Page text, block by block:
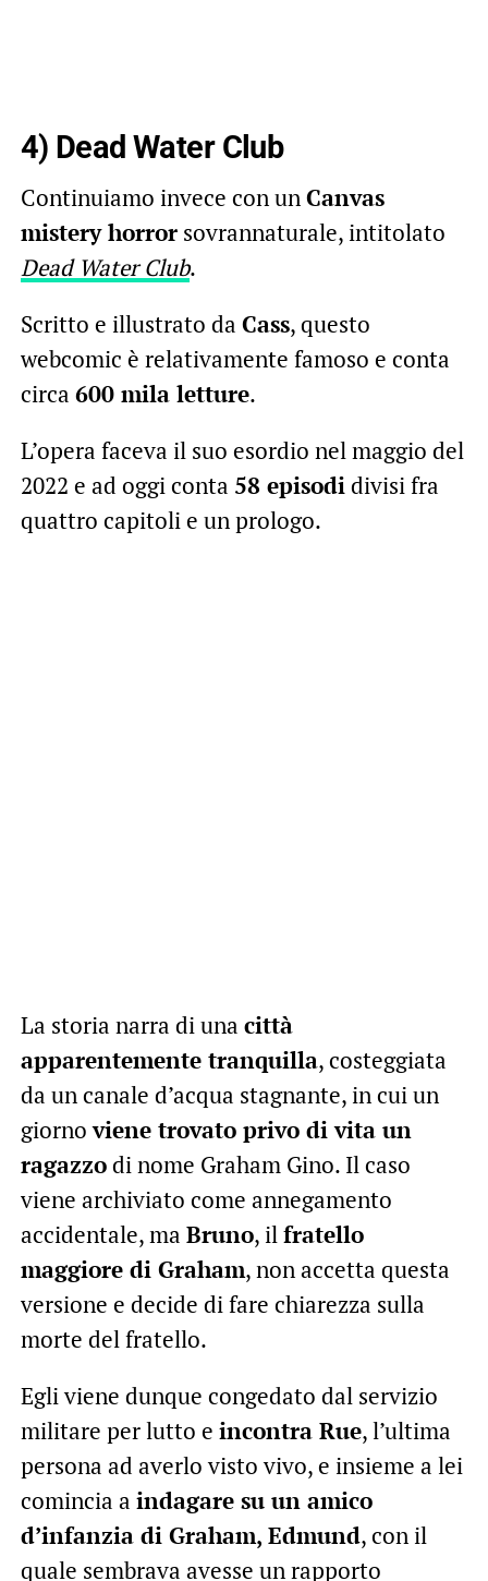
4) Dead Water Club
Continuiamo invece con unCanvas
mistery horrorsovrannaturale, intitolato
Dead Water Club.
Scritto e illustrato da Cass, questo
webcomic è relativamente famoso e conta
circa 600 mila letture.
L’opera faceva il suo esordio nel maggio del
2022 e ad oggi conta 58 episodidivisi fra
quattro capitoli e un prologo.
La storia narra di una città
apparentemente tranquilla, costeggiata
da un canale d’acqua stagnante, in cui un
giornoviene trovato privo di vita un
ragazzodi nome Graham Gino. Il caso
viene archiviato come annegamento
accidentale, ma Bruno, il fratello
maggiore di Graham, non accetta questa
versione e decide di fare chiarezza sulla
morte del fratello.
Egli viene dunque congedato dal servizio
militare per lutto e incontra Rue, l’ultima
persona ad averlo visto vivo, e insieme a lei
comincia a indagare su un amico
d’infanzia di Graham, Edmund, con il
quale sembrava avesse un rapporto